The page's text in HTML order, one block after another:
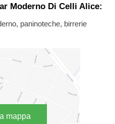
Moderno Di Celli Alice:
paninoteche, birrerie
mappa